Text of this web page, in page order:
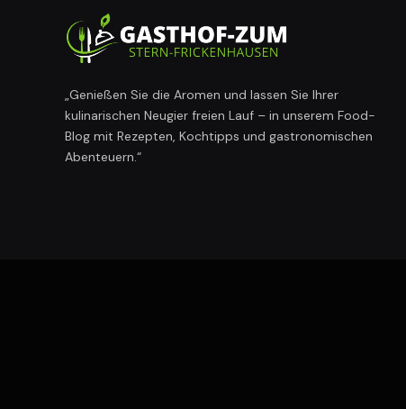
„Genießen Sie die Aromen und lassen Sie Ihrer
kulinarischen Neugier freien Lauf – in unserem Food-
Blog mit Rezepten, Kochtipps und gastronomischen
Abenteuern.“